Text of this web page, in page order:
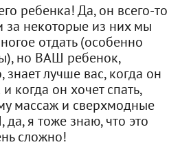
ребенка! Да, он всего-то
за некоторые из них мы
отдать (особенно
но ВАШ ребенок,
знает лучше вас, когда он
и когда он хочет спать,
массаж и сверхмодные
я тоже знаю, что это
сложно!